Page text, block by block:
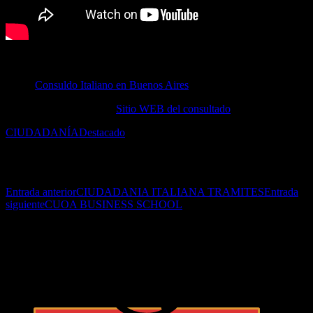
Consuldo Italiano en Buenos Aires
Sitio WEB del consultado
CIUDADANÍADestacado
Entrada anteriorCIUDADANIA ITALIANA TRAMITESEntrada
siguienteCUOA BUSINESS SCHOOL